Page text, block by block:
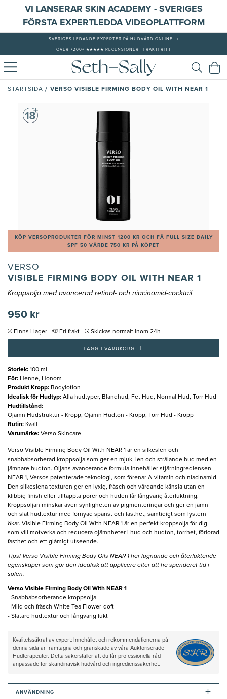
VI LANSERAR SKIN ACADEMY - SVERIGES
FÖRSTA EXPERTLEDDA VIDEOPLATTFORM
SVERIGES LEDANDE EXPERTER PÅ HUDVÅRD ONLINE
ÖVER 7200+ ★★★★★ RECENSIONER - FRAKTFRITT
STARTSIDA / VERSO VISIBLE FIRMING BODY OIL WITH NEAR 1
KÖP VERSOPRODUKTER FÖR MINST 1200 KR OCH FÅ FULL SIZE DAILY
SPF 50 VÄRDE 750 KR PÅ KÖPET
VERSO
VISIBLE FIRMING BODY OIL WITH NEAR 1
Kroppsolja med avancerad retinol- och niacinamid-cocktail
950 kr
Finns i lager Fri frakt Skickas normalt inom 24h
LÄGG I VARUKORG +
Storlek: 100 ml
För: Henne, Honom
Produkt Kropp: Bodylotion
Idealisk för Hudtyp: Alla hudtyper, Blandhud, Fet Hud, Normal Hud, Torr Hud
Hudtillstånd:
Ojämn Hudstruktur - Kropp, Ojämn Hudton - Kropp, Torr Hud - Kropp
Rutin: Kväll
Varumärke: Verso Skincare
Verso Visible Firming Body Oil With NEAR 1 är en silkeslen och
snabbabsorberad kroppsolja som ger en mjuk, len och strålande hud med en
jämnare hudton. Oljans avancerande formula innehåller stjärningrediensen
NEAR 1, Versos patenterade teknologi, som förenar A-vitamin och niacinamid.
Den silkeslena texturen ger en lyxig, fräsch och vårdande känsla utan en
klibbig finish eller tilltäppta porer och huden får långvarig återfuktning.
Kroppsoljan minskar även synligheten av pigmenteringar och ger en jämn
och slät hudtextur med förnyad spänst och fasthet, samtidigt som lystern
ökar. Visible Firming Body Oil With NEAR 1 är en perfekt kroppsolja för dig
som vill motverka och reducera ojämnheter i hud och hudton, torrhet, förlorad
fasthet och ett glåmigt utseende.
Tips! Verso Visible Firming Body Oils NEAR 1 har lugnande och återfuktande
egenskaper som gör den idealisk att applicera efter att ha spenderat tid i
solen.
Verso Visible Firming Body Oil With NEAR 1
- Snabbabsorberande kroppsolja
- Mild och fräsch White Tea Flower-doft
- Slätare hudtextur och långvarig fukt
Kvalitetssäkrat av expert: Innehållet och rekommendationerna på
denna sida är framtagna och granskade av våra Auktoriserade
Hudterapeuter. Detta säkerställer att du får professionella råd
anpassade för skandinavisk hudvård och ingredienssäkerhet.
ANVÄNDNING +